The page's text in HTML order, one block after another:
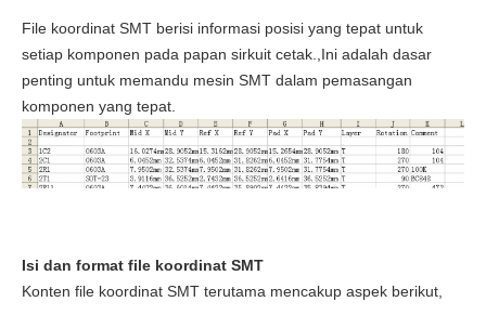
File koordinat SMT berisi informasi posisi yang tepat untuk
setiap komponen pada papan sirkuit cetak.,Ini adalah dasar
penting untuk memandu mesin SMT dalam pemasangan
komponen yang tepat.
Isi dan format file koordinat SMT
Konten file koordinat SMT terutama mencakup aspek berikut,